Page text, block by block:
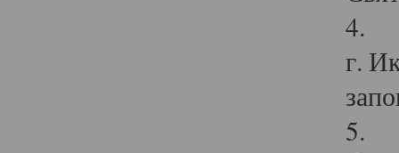
4.
г.
5.